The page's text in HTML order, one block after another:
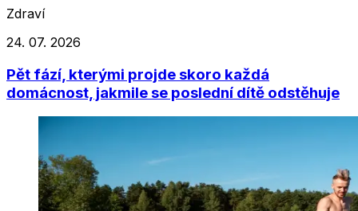
Zdraví
24. 07. 2026
Pět fází, kterými projde skoro každá
domácnost, jakmile se poslední dítě odstěhuje